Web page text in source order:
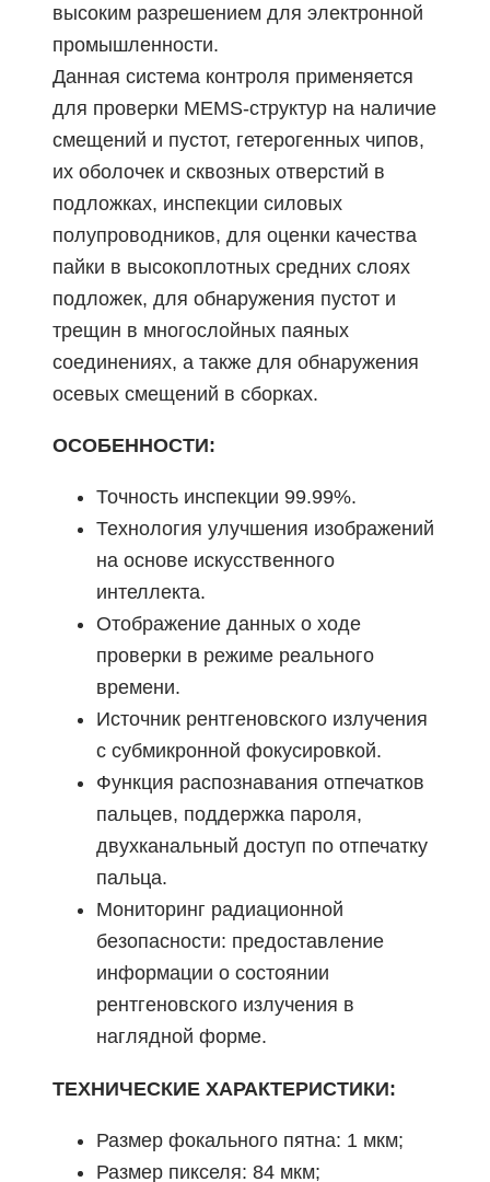
высоким разрешением для электронной
промышленности.
Данная система контроля применяется
для проверки MEMS-структур на наличие
смещений и пустот, гетерогенных чипов,
их оболочек и сквозных отверстий в
подложках, инспекции силовых
полупроводников, для оценки качества
пайки в высокоплотных средних слоях
подложек, для обнаружения пустот и
трещин в многослойных паяных
соединениях, а также для обнаружения
осевых смещений в сборках.
ОСОБЕННОСТИ:
Точность инспекции 99.99%.
Технология улучшения изображений
на основе искусственного
интеллекта.
Отображение данных о ходе
проверки в режиме реального
времени.
Источник рентгеновского излучения
с субмикронной фокусировкой.
Функция распознавания отпечатков
пальцев, поддержка пароля,
двухканальный доступ по отпечатку
пальца.
Мониторинг радиационной
безопасности: предоставление
информации о состоянии
рентгеновского излучения в
наглядной форме.
ТЕХНИЧЕСКИЕ ХАРАКТЕРИСТИКИ:
Размер фокального пятна: 1 мкм;
Размер пикселя: 84 мкм;